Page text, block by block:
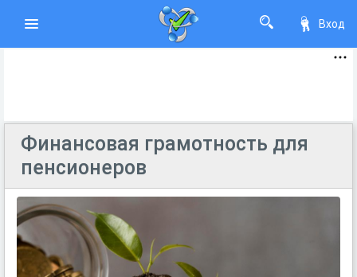
Вход
Финансовая грамотность для
пенсионеров